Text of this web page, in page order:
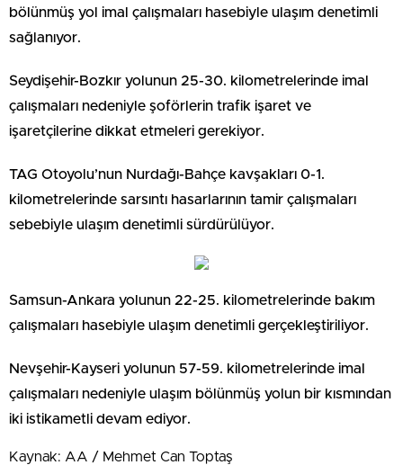
bölünmüş yol imal çalışmaları hasebiyle ulaşım denetimli
sağlanıyor.
Seydişehir-Bozkır yolunun 25-30. kilometrelerinde imal
çalışmaları nedeniyle şoförlerin trafik işaret ve
işaretçilerine dikkat etmeleri gerekiyor.
TAG Otoyolu’nun Nurdağı-Bahçe kavşakları 0-1.
kilometrelerinde sarsıntı hasarlarının tamir çalışmaları
sebebiyle ulaşım denetimli sürdürülüyor.
Samsun-Ankara yolunun 22-25. kilometrelerinde bakım
çalışmaları hasebiyle ulaşım denetimli gerçekleştiriliyor.
Nevşehir-Kayseri yolunun 57-59. kilometrelerinde imal
çalışmaları nedeniyle ulaşım bölünmüş yolun bir kısmından
iki istikametli devam ediyor.
Kaynak: AA / Mehmet Can Toptaş